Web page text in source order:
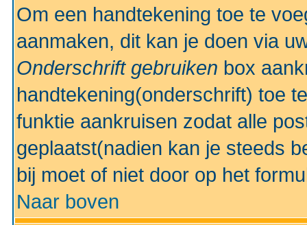
Om een handtekening toe te
aanmaken, dit kan je doen via
Onderschrift gebruiken box
handtekening(onderschrift) toe
funktie aankruisen zodat alle
geplaatst(nadien kan je steeds
bij moet of niet door op het
Naar boven